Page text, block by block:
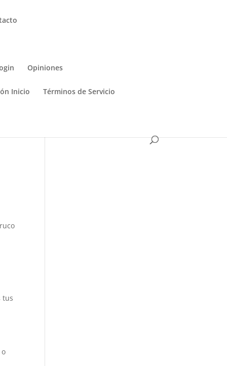
Opiniones
Inicio Términos de Servicio
tus